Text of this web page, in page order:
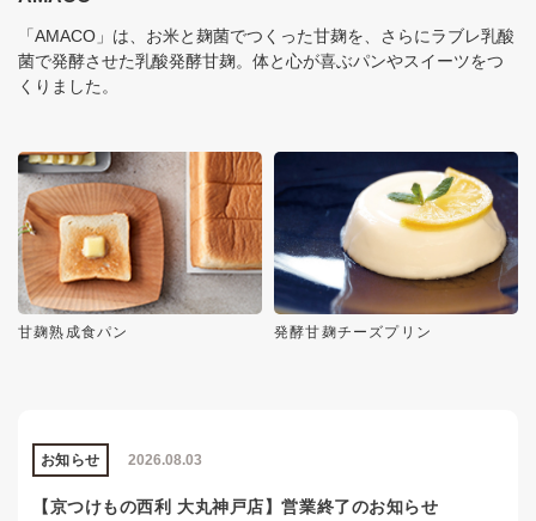
「AMACO」は、お米と麹菌でつくった甘麹を、さらにラブレ乳酸
菌で発酵させた乳酸発酵甘麹。体と心が喜ぶパンやスイーツをつ
くりました。
甘麹熟成食パン 発酵甘麹チーズプリン
2026.08.03
お知らせ
【京つけもの西利 大丸神戸店】営業終了のお知らせ